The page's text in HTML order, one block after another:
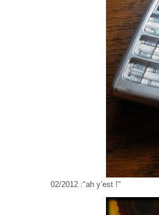
02/2012 :"ah y’est !"